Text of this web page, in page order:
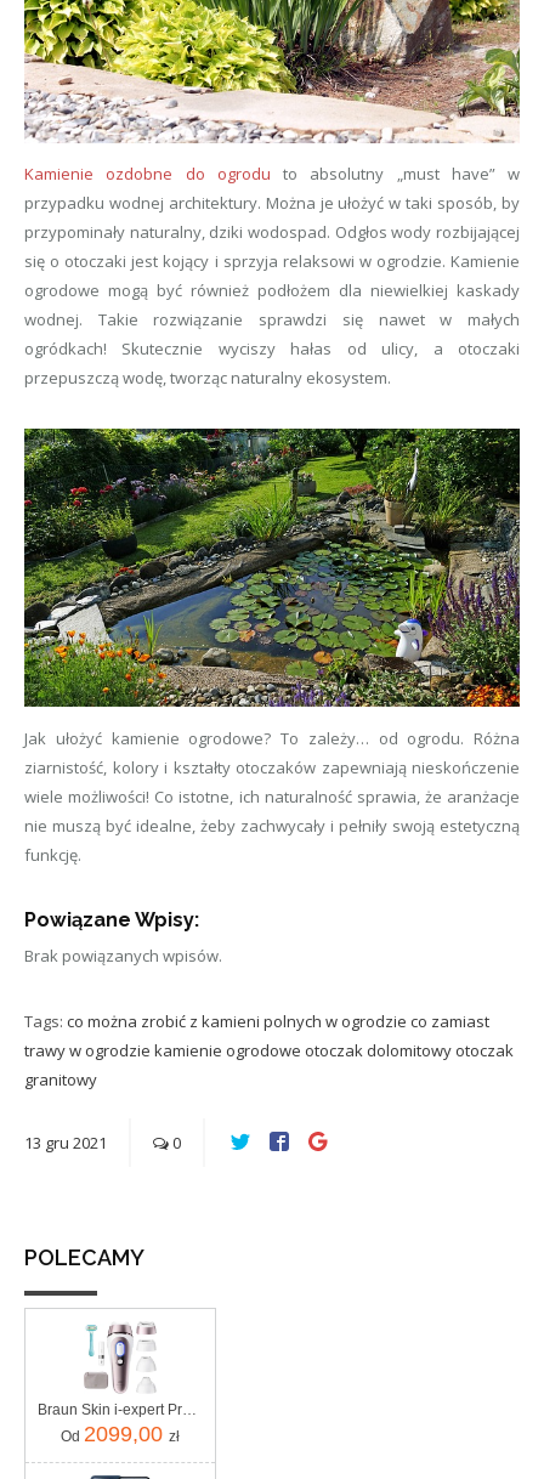
Kamienie ozdobne do ogrodu to absolutny „must have” w
przypadku wodnej architektury. Można je ułożyć w taki sposób, by
przypominały naturalny, dziki wodospad. Odgłos wody rozbijającej
się o otoczaki jest kojący i sprzyja relaksowi w ogrodzie. Kamienie
ogrodowe mogą być również podłożem dla niewielkiej kaskady
wodnej. Takie rozwiązanie sprawdzi się nawet w małych
ogródkach! Skutecznie wyciszy hałas od ulicy, a otoczaki
przepuszczą wodę, tworząc naturalny ekosystem.
Jak ułożyć kamienie ogrodowe? To zależy… od ogrodu. Różna
ziarnistość, kolory i kształty otoczaków zapewniają nieskończenie
wiele możliwości! Co istotne, ich naturalność sprawia, że aranżacje
nie muszą być idealne, żeby zachwycały i pełniły swoją estetyczną
funkcję.
Powiązane Wpisy:
Brak powiązanych wpisów.
Tags: co można zrobić z kamieni polnych w ogrodzie co zamiast
trawy w ogrodzie kamienie ogrodowe otoczak dolomitowy otoczak
granitowy
13 gru 2021 0
POLECAMY
Braun Skin i-expert Pro IPL PL7432
Od 2099,00 zł